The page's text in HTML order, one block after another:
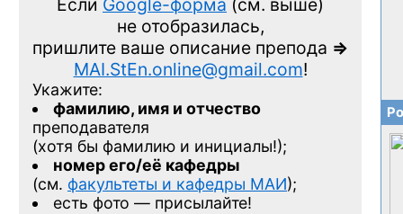
Если Google-форма (см. выше)
не отобразилась,
пришлите ваше описание препода =>
MAI.StEn.online@gmail.com!
Укажите:
фамилию, имя и отчество
преподавателя
(хотя бы фамилию и инициалы!);
номер его/её кафедры
(см. факультеты и кафедры МАИ);
есть фото — присылайте!